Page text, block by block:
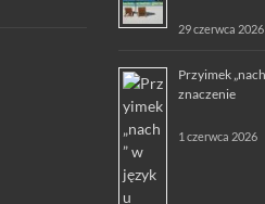
29 czerwca 2026
Przyimek
znaczenie
1 czerwca 2026